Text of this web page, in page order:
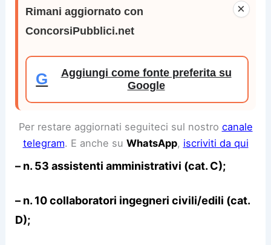
×
Rimani aggiornato con
ConcorsiPubblici.net
G
Aggiungi come fonte preferita su
Google
Per restare aggiornati seguiteci sul nostro canale
telegram. E anche su WhatsApp, iscriviti da qui
– n. 53 assistenti amministrativi (cat. C);
– n. 10 collaboratori ingegneri civili/edili (cat.
D);